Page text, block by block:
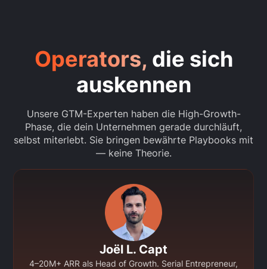
Operators, die sich
auskennen
Unsere GTM-Experten haben die High-Growth-
Phase, die dein Unternehmen gerade durchläuft,
selbst miterlebt. Sie bringen bewährte Playbooks mit
— keine Theorie.
Joël L. Capt
4–20M+ ARR als Head of Growth. Serial Entrepreneur,